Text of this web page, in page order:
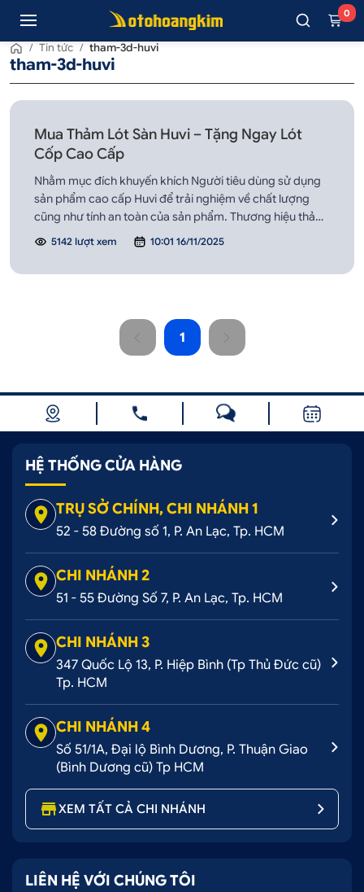
0
/ Tin tức / tham-3d-huvi
tham-3d-huvi
Mua Thảm Lót Sàn Huvi – Tặng Ngay Lót
Cốp Cao Cấp
Nhằm mục đích khuyến khích Người tiêu dùng sử dụng
sản phẩm cao cấp Huvi để trải nghiệm về chất lượng
cũng như tính an toàn của sản phẩm. Thương hiệu thảm
lót sàn Huvi đang có khuyến mãi “Ưu Đãi Nhân Đôi” cực
kỳ hấp dẫn cho khách hàng! Khi khách hàng đến Ô Tô
5142 lượt xem 10:01 16/11/2025
1
HỆ THỐNG CỬA HÀNG
TRỤ SỞ CHÍNH, CHI NHÁNH 1
52 - 58 Đường số 1, P. An Lạc, Tp. HCM
CHI NHÁNH 2
51 - 55 Đường Số 7, P. An Lạc, Tp. HCM
CHI NHÁNH 3
347 Quốc Lộ 13, P. Hiệp Bình (Tp Thủ Đức cũ)
Tp. HCM
CHI NHÁNH 4
Số 51/1A, Đại lộ Bình Dương, P. Thuận Giao
(Bình Dương cũ) Tp HCM
XEM TẤT CẢ CHI NHÁNH
LIÊN HỆ VỚI CHÚNG TÔI